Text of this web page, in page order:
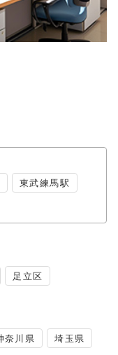
東武練馬駅
足立区
奈川県 埼玉県